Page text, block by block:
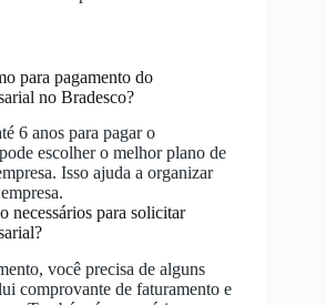
para pagamento do
no Bradesco?
6 anos para pagar o
escolher o melhor plano de
Isso ajuda a organizar
necessários para solicitar
você precisa de alguns
comprovante de faturamento e